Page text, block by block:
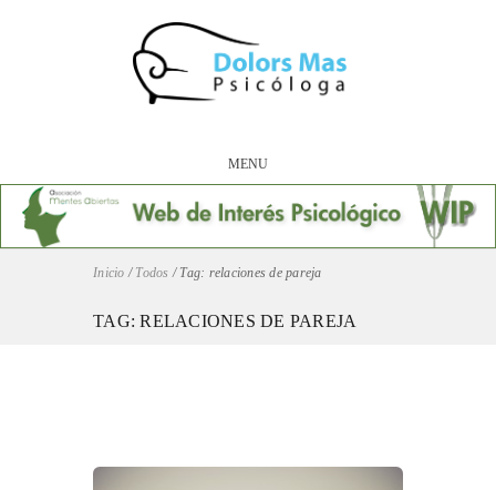
MENU
Inicio / Todos / Tag: relaciones de pareja
TAG: RELACIONES DE PAREJA